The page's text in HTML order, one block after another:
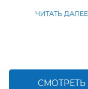
ЧИТАТЬ ДАЛЕЕ
СМОТРЕТЬ